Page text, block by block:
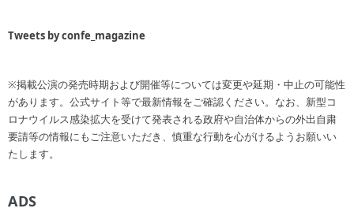
Tweets by confe_magazine
※掲載公演の発売時期および開催等については変更や延期・中止の可能性
があります。公式サイト等で最新情報をご確認ください。なお、新型コ
ロナウイルス感染拡大を受けて発表される政府や自治体からの外出自粛
要請等の情報にもご注意いただき、慎重な行動を心がけるようお願いい
たします。
ADS